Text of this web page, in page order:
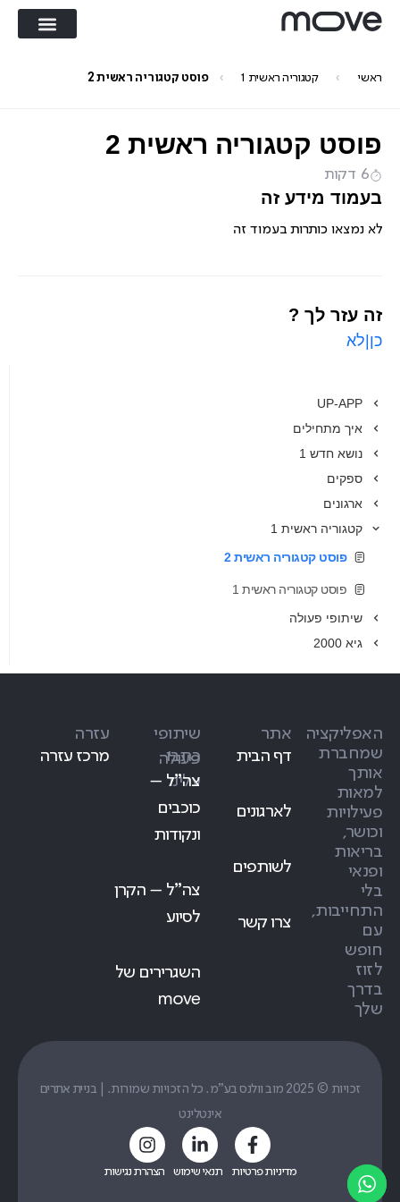
ראשי › קטגוריה ראשית 1 › פוסט קטגוריה ראשית 2
UP-APP
איך מתחילים
נושא חדש 1
ספקים
ארגונים
קטגוריה ראשית 1
פוסט קטגוריה ראשית 2
פוסט קטגוריה ראשית 1
שיתופי פעולה
גיא 2000
פוסט קטגוריה ראשית 2
6 דקות
בעמוד מידע זה
לא נמצאו כותרות בעמוד זה
זה עזר לך ?
כן לא
האפליקציה
שמחברת
אותך
למאות
פעילויות
וכושר,
בריאות
ופנאי
בלי
התחייבות,
עם
חופש
לזוז
בדרך
שלך
כתבו
עלינו
אתר
דף הבית
לארגונים
לשותפים
צרו קשר
שיתופי
פעולה
צה״ל –
כוכבים
ונקודות
צה״ל – הקרן
לסיוע
השגרירים של
move
עזרה
מרכז עזרה
זכויות © 2025 מוב וולנס בע"מ. כל הזכויות שמורות. |
בניית אתרים
אינטלינט
מדיניות פרטיות תנאי שימוש הצהרת נגישות